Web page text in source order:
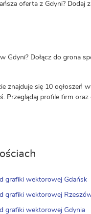
oferta z Gdyni? Dodaj
Gdyni? Dołącz do grona
znajduje się 10 ogłoszeń
Przeglądaj profile firm
grafiki wektorowej Gdańsk
grafiki wektorowej
grafiki wektorowej Gdynia